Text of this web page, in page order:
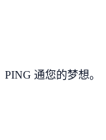
PING 通您的梦想。